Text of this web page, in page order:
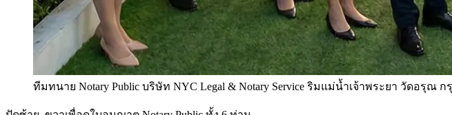
ทีมทนาย Notary Public บริษัท NYC Legal & Notary Service ริมแม่น้ำเจ้าพระยา วัดอรุณ ก